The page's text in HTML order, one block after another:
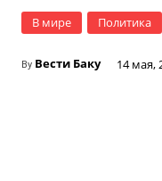
В мире Политика
By Вести Баку 14 мая,